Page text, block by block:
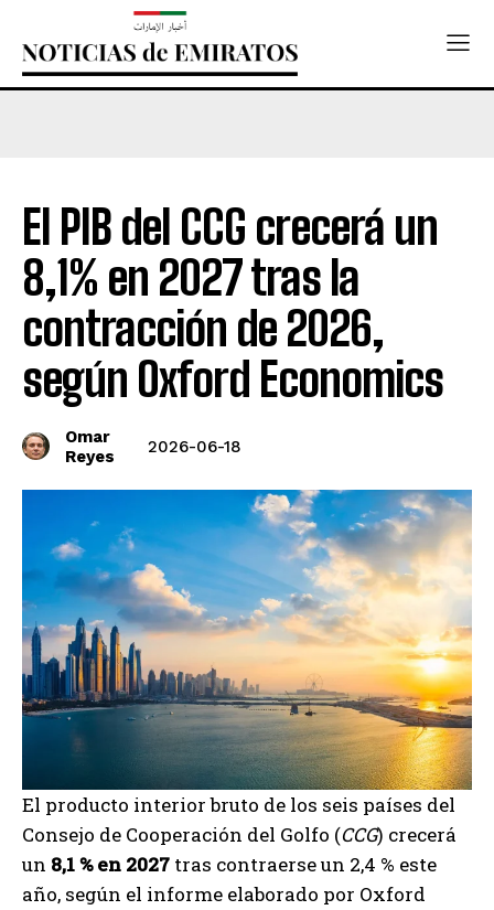
El PIB del CCG crecerá un
8,1% en 2027 tras la
contracción de 2026,
según Oxford Economics
Omar
Reyes
2026-06-18
El producto interior bruto de los seis países del
Consejo de Cooperación del Golfo (CCG) crecerá
un 8,1 % en 2027 tras contraerse un 2,4 % este
año, según el informe elaborado por Oxford